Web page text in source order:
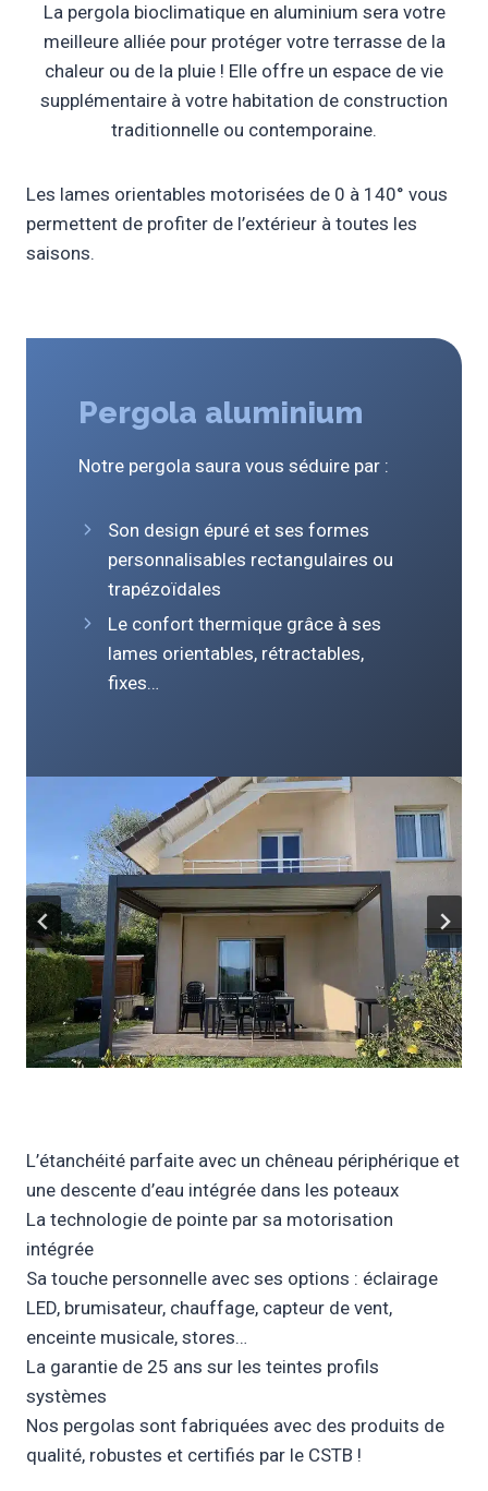
La pergola bioclimatique en aluminium sera votre
meilleure alliée pour protéger votre terrasse de la
chaleur ou de la pluie ! Elle offre un espace de vie
supplémentaire à votre habitation de construction
traditionnelle ou contemporaine.
Les lames orientables motorisées de 0 à 140° vous
permettent de profiter de l’extérieur à toutes les
saisons.
Pergola aluminium
Notre pergola saura vous séduire par :
Son design épuré et ses formes
personnalisables rectangulaires ou
trapézoïdales
Le confort thermique grâce à ses
lames orientables, rétractables,
fixes…
L’étanchéité parfaite avec un chêneau périphérique et
une descente d’eau intégrée dans les poteaux
La technologie de pointe par sa motorisation
intégrée
Sa touche personnelle avec ses options : éclairage
LED, brumisateur, chauffage, capteur de vent,
enceinte musicale, stores…
La garantie de 25 ans sur les teintes profils
systèmes
Nos pergolas sont fabriquées avec des produits de
qualité, robustes et certifiés par le CSTB !